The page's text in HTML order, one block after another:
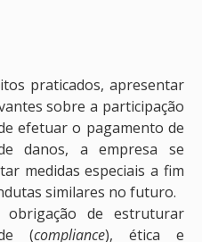
praticados, apresentar
sobre a participação
efetuar o pagamento de
danos, a empresa se
medidas especiais a fim
similares no futuro.
de estruturar
(compliance), ética e